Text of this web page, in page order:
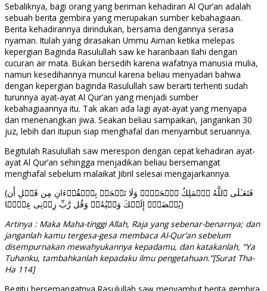
Sebaliknya, bagi orang yang beriman kehadiran Al Qur’an adalah
sebuah berita gembira yang merupakan sumber kebahagiaan.
Berita kehadirannya dirindukan, bersama dengannya serasa
nyaman. Itulah yang dirasakan Ummu Aiman ketika melepas
kepergian Baginda Rasulullah saw ke hararibaan Ilahi dengan
cucuran air mata. Bukan bersedih karena wafatnya manusia mulia,
namun kesedihannya muncul karena beliau menyadari bahwa
dengan kepergian baginda Rasulullah saw berarti terhenti sudah
turunnya ayat-ayat Al Qur’an yang menjadi sumber
kebahagiaannya itu. Tak akan ada lagi ayat-ayat yang menyapa
dan menenangkan jiwa. Seakan beliau sampaikan, jangankan 30
juz, lebih dari itupun siap menghafal dan menyambut seruannya.
Begitulah Rasulullah saw merespon dengan cepat kehadiran ayat-
ayat Al Qur’an sehingga menjadikan beliau bersemangat
menghafal sebelum malaikat Jibril selesai mengajarkannya.
(فَتَعَـٰلَى ٱللَّهُ ٱلۡمَلِكُ ٱلۡحَقُّۗ وَلَا تَعۡجَلۡ بِٱلۡقُرۡءَانِ مِن قَبۡلِ أَن
یُقۡضَىٰۤ إِلَیۡكَ وَحۡیُهُۥۖ وَقُل رَّبِّ زِدۡنِی عِلۡمࣰا)
Artinya : Maka Maha-tinggi Allah, Raja yang sebenar-benarnya; dan
janganlah kamu tergesa-gesa membaca Al-Qur’an sebelum
disempurnakan mewahyukannya kepadamu, dan katakanlah, “Ya
Tuhanku, tambahkanlah kepadaku ilmu pengetahuan.”[Surat Tha-
Ha 114]